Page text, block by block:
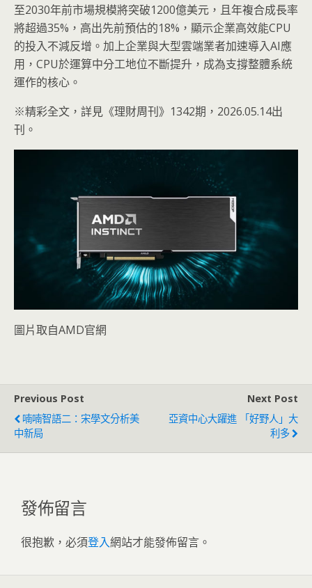
至2030年前市場規模將突破1200億美元，且年複合成長率
將超過35%，高出先前預估的18%，顯示企業高效能CPU
的投入不減反增。加上企業與大型雲端業者加速導入AI應
用，CPU於運算中分工地位不斷提升，成為支撐整體系統
運作的核心。
※精彩全文，詳見《理財周刊》1342期，2026.05.14出
刊。
圖片取自AMD官網
Previous Post
喃喃智語二：宋學文分析美
中新局
Next Post
亞資中心大躍進 「好野人」大
利多
發佈留言
很抱歉，必須登入網站才能發佈留言。